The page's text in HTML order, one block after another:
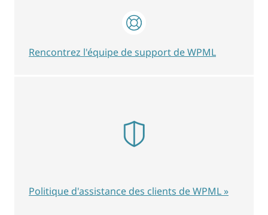
Rencontrez l'équipe de support de WPML
Politique d'assistance des clients de WPML »